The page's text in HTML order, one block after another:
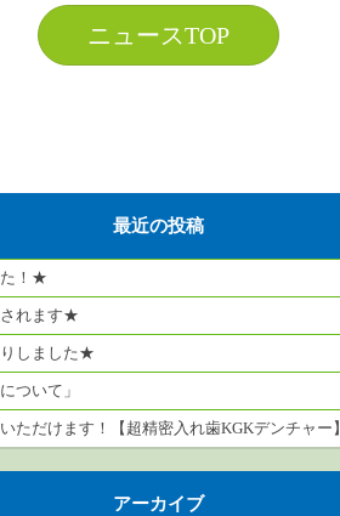
ニュースTOP
最近の投稿
た！★
れます★
しました★
ついて」
ただけます！【超精密入れ歯KGKデンチャー
アーカイブ